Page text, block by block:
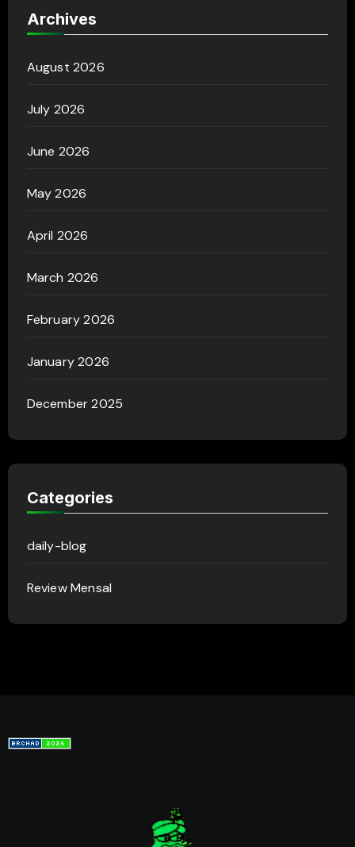
Archives
August 2026
July 2026
June 2026
May 2026
April 2026
March 2026
February 2026
January 2026
December 2025
Categories
daily-blog
Review Mensal